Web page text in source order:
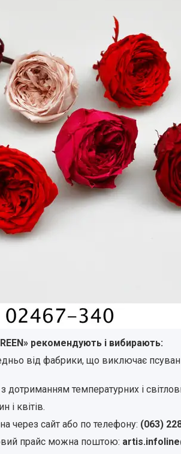
рекомендують і вибирають:
від фабрики, що виключає
дотриманням температурних і
і квітів.
через сайт або по телефону: (063)
прайс можна поштою: